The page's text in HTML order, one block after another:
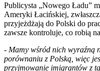
Publicysta „Nowego Ładu”
Ameryki Łacińskiej,
przyjeżdżają do Polski do
zawsze kontroluje, co robią
- Mamy wśród nich wyraźną
porównaniu z Polską, więc
przyjmowanie imigrantów z